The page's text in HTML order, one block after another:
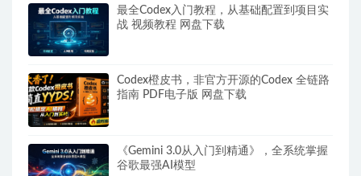
最全Codex入门教程，从基础配置到项目实
战 视频教程 网盘下载
Codex橙皮书，非官方开源的Codex 全链路
指南 PDF电子版 网盘下载
《Gemini 3.0从入门到精通》，全系统掌握
谷歌最强AI模型